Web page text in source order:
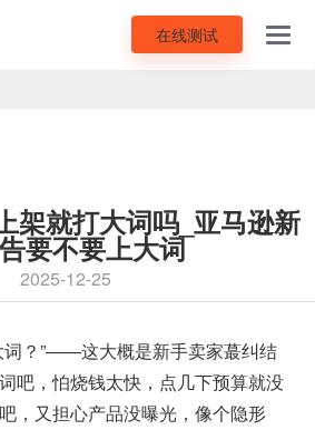
在线测试
架就打大词吗_亚马逊新
要不要上大词
2025-12-25
词？”——这大概是新手卖家蕞纠结
吧，怕烧钱太快，点几下预算就没
，又担心产品没曝光，像个隐形